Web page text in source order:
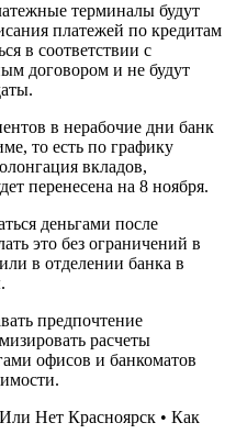
терминалы будут
платежей по кредитам
в соответствии с
договором и не будут
в нерабочие дни банк
то есть по графику
вкладов,
перенесена на 8 ноября.
деньгами после
это без ограничений в
в отделении банка в
предпочтение
расчеты
офисов и банкоматов